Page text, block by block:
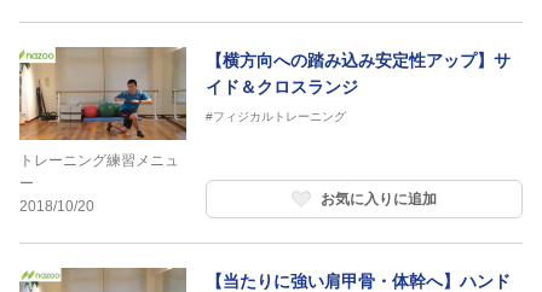
トレーニング練習メニュ
ー
2018/10/20
【横方向への踏み込み安定性アップ】サ
イド＆クロスランジ
#フィジカルトレーニング
お気に入りに追加
【当たりに強い肩甲骨・体幹へ】ハンド